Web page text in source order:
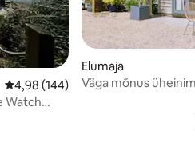
Keskmine hinnang 4,98/5, 144
4,98 (144)
Watch
Elumaja
Väga mõnus